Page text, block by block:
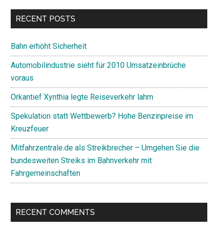
...
RECENT POSTS
Bahn erhöht Sicherheit
Automobilindustrie sieht für 2010 Umsatzeinbrüche
voraus
Orkantief Xynthia legte Reiseverkehr lahm
Spekulation statt Wettbewerb? Hohe Benzinpreise im
Kreuzfeuer
Mitfahrzentrale.de als Streikbrecher – Umgehen Sie die
bundesweiten Streiks im Bahnverkehr mit
Fahrgemeinschaften
RECENT COMMENTS